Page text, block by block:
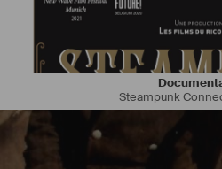
Steampunk